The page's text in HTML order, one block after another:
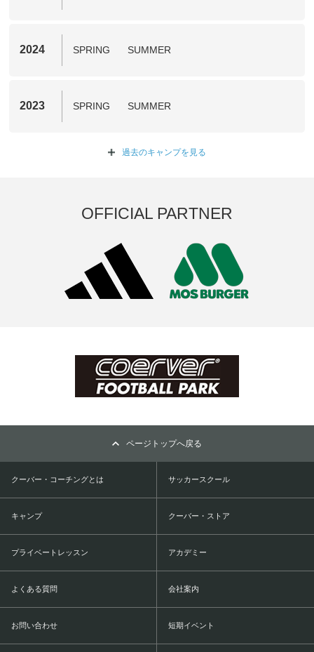
2024 SPRING SUMMER
2023 SPRING SUMMER
過去のキャンプを 見る
OFFICIAL PARTNER
ページトップへ戻る
クーバー・コーチングとは サッカースクール
キャンプ クーバー・ストア
プライベートレッスン アカデミー
よくある質問 会社案内
お問い合わせ 短期イベント